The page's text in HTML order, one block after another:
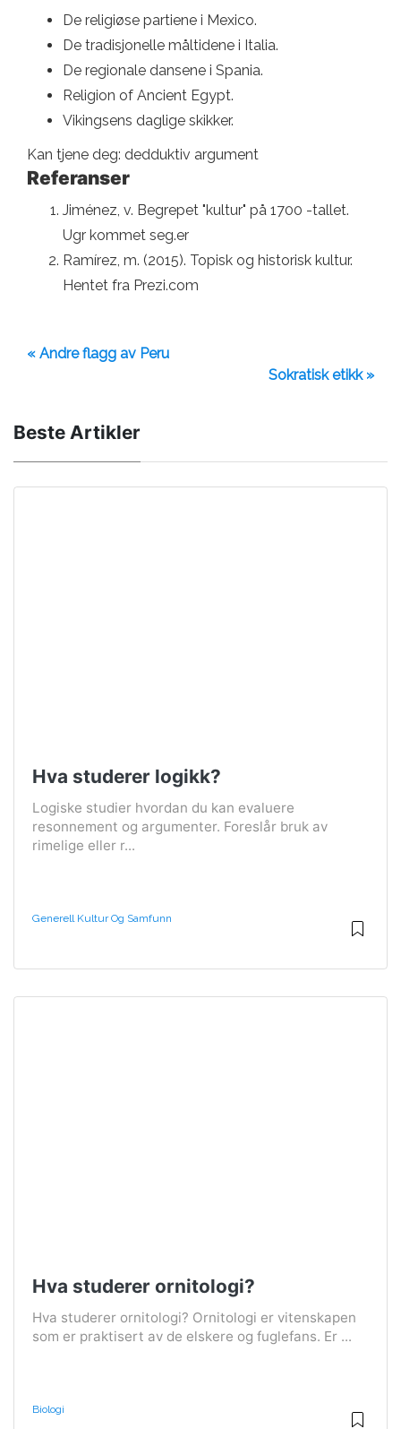
De religiøse partiene i Mexico.
De tradisjonelle måltidene i Italia.
De regionale dansene i Spania.
Religion of Ancient Egypt.
Vikingsens daglige skikker.
Kan tjene deg: dedduktiv argument
Referanser
Jiménez, v. Begrepet "kultur" på 1700 -tallet.
Ugr kommet seg.er
Ramírez, m. (2015). Topisk og historisk kultur.
Hentet fra Prezi.com
« Andre flagg av Peru
Sokratisk etikk »
Beste Artikler
Hva studerer logikk?
Logiske studier hvordan du kan evaluere
resonnement og argumenter. Foreslår bruk av
rimelige eller r...
Generell Kultur Og Samfunn
Hva studerer ornitologi?
Hva studerer ornitologi? Ornitologi er vitenskapen
som er praktisert av de elskere og fuglefans. Er ...
Biologi